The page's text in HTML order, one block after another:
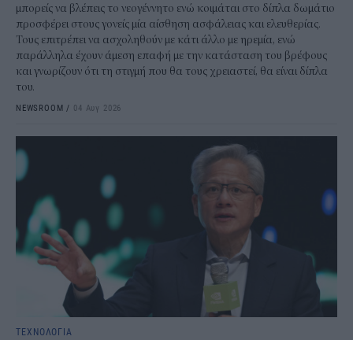
μπορείς να βλέπεις το νεογέννητο ενώ κοιμάται στο δίπλα δωμάτιο
προσφέρει στους γονείς μία αίσθηση ασφάλειας και ελευθερίας.
Τους επιτρέπει να ασχοληθούν με κάτι άλλο με ηρεμία, ενώ
παράλληλα έχουν άμεση επαφή με την κατάσταση του βρέφους
και γνωρίζουν ότι τη στιγμή που θα τους χρειαστεί, θα είναι δίπλα
του.
NEWSROOM / 04 Αυγ 2026
ΤΕΧΝΟΛΟΓΙΑ